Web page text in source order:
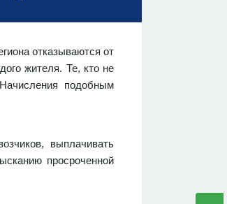
отказываются от
жителя. Те, кто не
подобным
выплачивать
просроченной